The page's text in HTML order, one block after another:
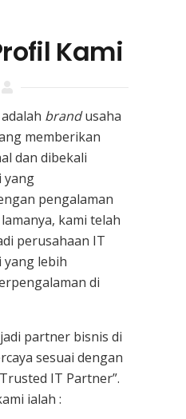
Kami
adalah brandusaha
memberikan
dan dibekali
yang
pengalaman
kami telah
perusahaan IT
yang lebih
di
partner bisnis di
sesuai dengan
IT Partner”.
ialah :